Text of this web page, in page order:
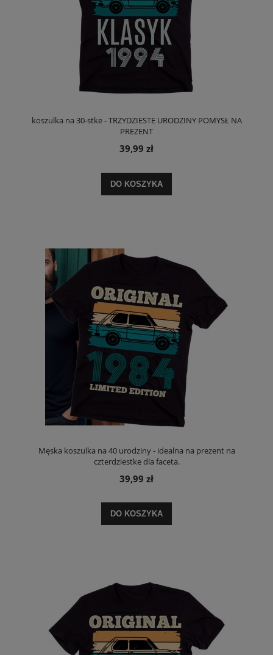
koszulka na 30-stke - TRZYDZIESTE URODZINY POMYSŁ NA
PREZENT
39,99 zł
DO KOSZYKA
Męska koszulka na 40 urodziny - idealna na prezent na
czterdziestkę dla faceta.
39,99 zł
DO KOSZYKA